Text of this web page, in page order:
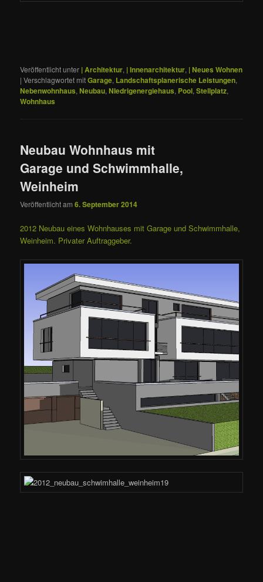
Veröffentlicht unter | Architektur, | Innenarchitektur, | Neues Wohnen
|Verschlagwortet mitGarage, Landschaftsplanerische Leistungen,
Nebenwohnhaus,Neubau,NIedrigenergiehaus, Pool,Stellplatz,
Wohnhaus
Neubau Wohnhaus mit
Garage und Schwimmhalle,
Weinheim
Veröffentlicht am6. September 2014
2012 Neubau eines Wohnhauses mit Garage und Schwimmhalle,
Weinheim. Privater Auftraggeber.